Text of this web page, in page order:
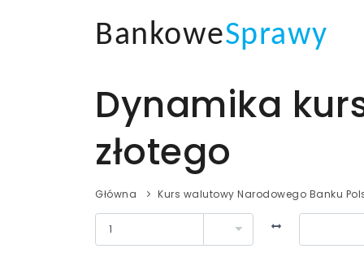
BankoweSprawy
Dynamika
złotego
Główna Kurs walutowy Narodowego Banku